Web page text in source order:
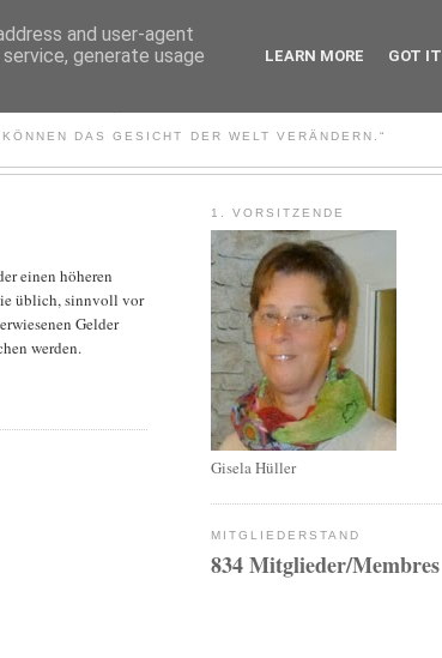
DAS GESICHT DER WELT VERÄNDERN.“
einen höheren
üblich, sinnvoll vor
Gelder
werden.
1. VORSITZENDE
Gisela Hüller
MITGLIEDERSTAND
834 Mitglieder/Membres
and user-agent
generate usage
LEARN MORE GOT IT